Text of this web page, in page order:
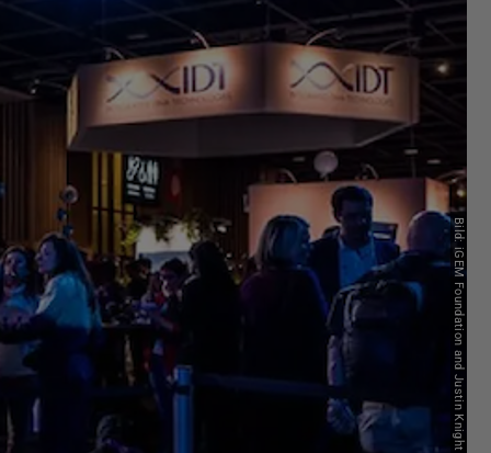
Bild: iGEM Foundation and Justin Knight